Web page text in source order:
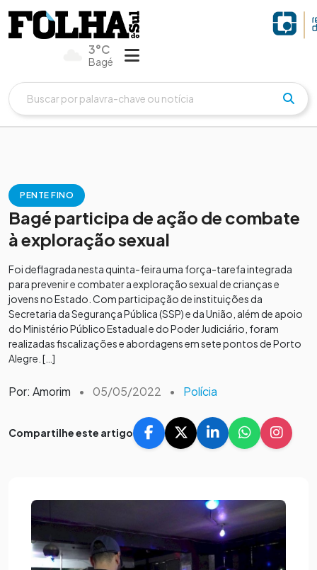
3°C
Bagé
PENTE FINO
Bagé participa de ação de combate
à exploração sexual
Foi deflagrada nesta quinta-feira uma força-tarefa integrada
para prevenir e combater a exploração sexual de crianças e
jovens no Estado. Com participação de instituições da
Secretaria da Segurança Pública (SSP) e da União, além de apoio
do Ministério Público Estadual e do Poder Judiciário, foram
realizadas fiscalizações e abordagens em sete pontos de Porto
Alegre. […]
Por: Amorim • 05/05/2022 • Polícia
Compartilhe este artigo